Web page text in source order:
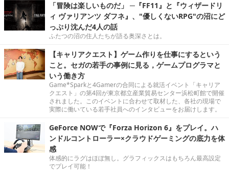
「冒険は楽しいものだ」 ─『FF11』と『ウィザードリ
ィ ヴァリアンツ ダフネ』、"優しくないRPG"の沼にど
っぷり沈んだ4人の話
ふたつの沼の住人たちが語る奥深さとは。
【キャリアクエスト】ゲーム作りを仕事にするという
こと。セガの若手の事例に見る，ゲームプログラマと
いう働き方
Game*Sparkと4Gamerの合同による就活イベント「キャリア
クエスト」の第4回が東京都立産業貿易センター浜松町館で開催
されました。このイベントに合わせて取材した、各社の現場で
実際に働いている若手社員へのインタビューをお届けします。
GeForce NOWで『Forza Horizon 6』をプレイ。ハ
ンドルコントローラー×クラウドゲーミングの底力を体
感
体感的にラグはほぼ無し。グラフィックスはもちろん最高設定
でプレイ可能！